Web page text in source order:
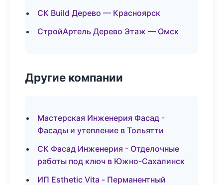
СК Build Дерево — Красноярск
СтройАртель Дерево Этаж — Омск
Другие компании
Мастерская Инженерия Фасад -
Фасады и утепление в Тольятти
СК Фасад Инженерия - Отделочные
работы под ключ в Южно-Сахалинск
ИП Esthetic Vita - Перманентный